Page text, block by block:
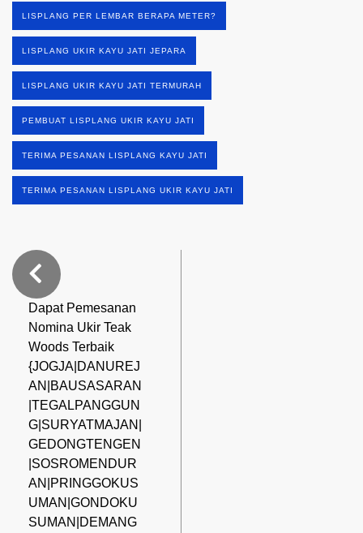
LISPLANG PER LEMBAR BERAPA METER?
LISPLANG UKIR KAYU JATI JEPARA
LISPLANG UKIR KAYU JATI TERMURAH
PEMBUAT LISPLANG UKIR KAYU JATI
TERIMA PESANAN LISPLANG KAYU JATI
TERIMA PESANAN LISPLANG UKIR KAYU JATI
Dapat Pemesanan
Nomina Ukir Teak
Woods Terbaik
{JOGJA|DANUREJ
AN|BAUSASARAN
|TEGALPANGGUN
G|SURYATMAJAN|
GEDONGTENGEN
|SOSROMENDUR
AN|PRINGGOKUS
UMAN|GONDOKU
SUMAN|DEMANG